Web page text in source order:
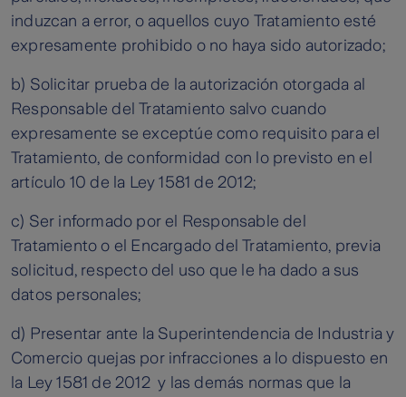
induzcan a error, o aquellos cuyo Tratamiento esté
expresamente prohibido o no haya sido autorizado;
b) Solicitar prueba de la autorización otorgada al
Responsable del Tratamiento salvo cuando
expresamente se exceptúe como requisito para el
Tratamiento, de conformidad con lo previsto en el
artículo 10 de la Ley 1581 de 2012;
c) Ser informado por el Responsable del
Tratamiento o el Encargado del Tratamiento, previa
solicitud, respecto del uso que le ha dado a sus
datos personales;
d) Presentar ante la Superintendencia de Industria y
Comercio quejas por infracciones a lo dispuesto en
la Ley 1581 de 2012 y las demás normas que la